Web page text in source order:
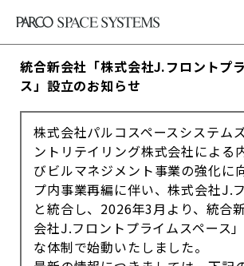
統合新会社「株式会社J.フロントプ
ス」設立のお知らせ
株式会社パルコスペースシステム
ントリテイリング株式会社による
びビルマネジメント事業の強化に
プ内事業再編に伴い、株式会社J.
と統合し、2026年3月より、統合
会社J.フロントプライムスペース
な体制で始動いたしました。